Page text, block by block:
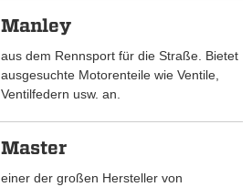
Manley
aus dem Rennsport für die Straße. Bietet
ausgesuchte Motorenteile wie Ventile,
Ventilfedern usw. an.
Master
einer der großen Hersteller von